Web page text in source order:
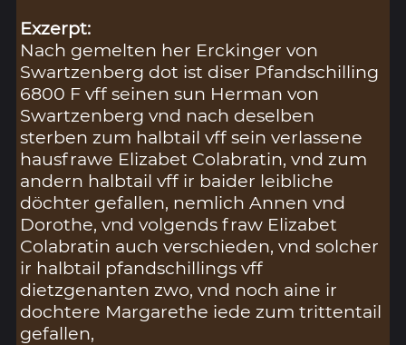
Exzerpt:
Nach gemelten her Erckinger von
Swartzenberg dot ist diser Pfandschilling
6800 F vff seinen sun Herman von
Swartzenberg vnd nach deselben
sterben zum halbtail vff sein verlassene
hausfrawe Elizabet Colabratin, vnd zum
andern halbtail vff ir baider leibliche
döchter gefallen, nemlich Annen vnd
Dorothe, vnd volgends fraw Elizabet
Colabratin auch verschieden, vnd solcher
ir halbtail pfandschillings vff
dietzgenanten zwo, vnd noch aine ir
dochtere Margarethe iede zum trittentail
gefallen,